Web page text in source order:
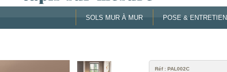
SOLS MUR À MUR POSE & ENTRETIEN
Réf : PAL002C